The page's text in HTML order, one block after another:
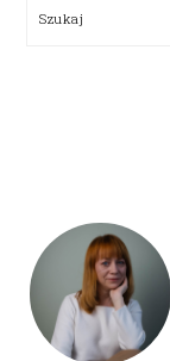
Szukaj